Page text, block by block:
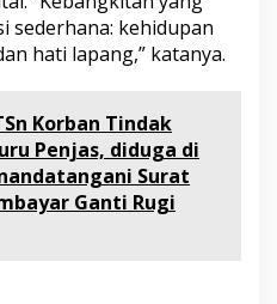
sederhana: kehidupan
hati lapang,” katanya.
Korban Tindak
Penjas, diduga di
Surat
Ganti Rugi